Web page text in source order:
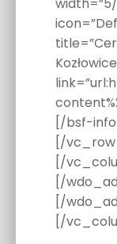
[/bsf-
[/
[/
[/
[/
[/